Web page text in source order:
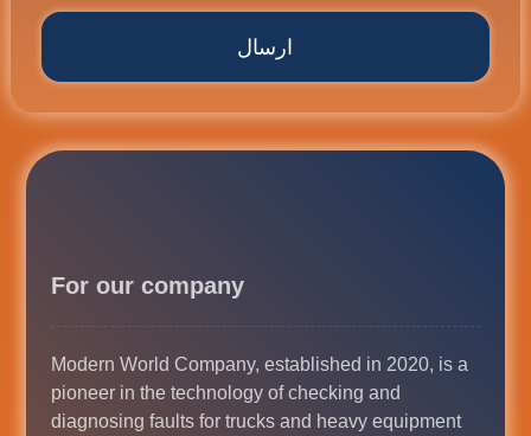
ارسال
For our company
Modern World Company, established in 2020, is a
pioneer in the technology of checking and
diagnosing faults for trucks and heavy equipment